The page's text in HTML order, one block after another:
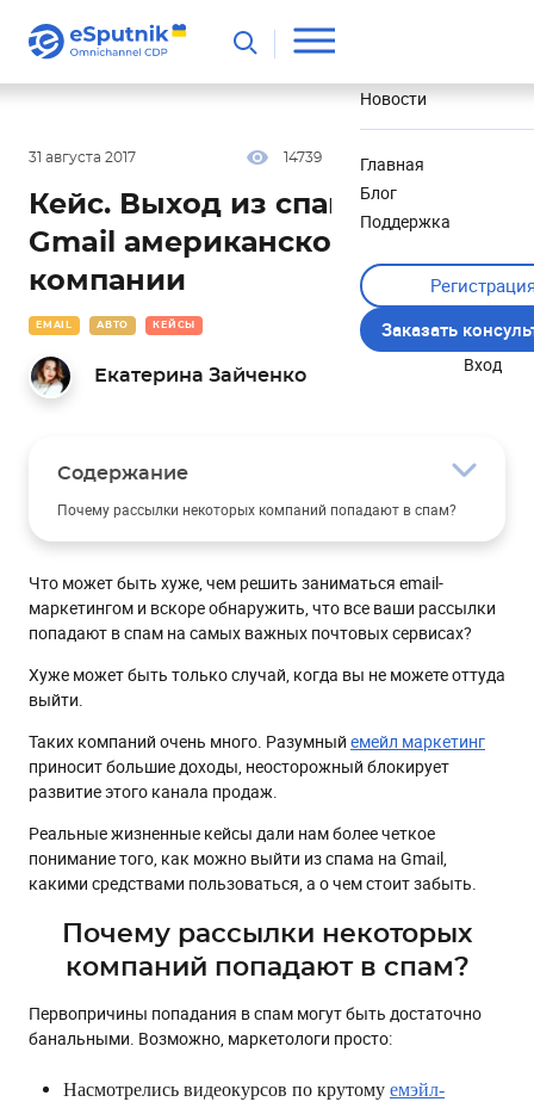
Новости
Главная
Блог
Поддержка
Заказать
Вход
31 августа 2017 14739
EMAIL АВТО КЕЙСЫ
Кейс. Выход из спама на
Gmail американской ритейл
компании
Екатерина Зайченко
Содержание
Почему рассылки некоторых компаний попадают в спам?
Знакомство с компанией
Как попали в спам на Gmail
Почему Goso выбрали eSputnik
Подписка / Настройка коммуникации с новыми
потребителями
С какими контактами мы работали?
Как анализ писем повлиял на дизайн
Последний шаг наверх из спама
Результат проделанной работы
Что может быть хуже, чем решить заниматься email-
маркетингом и вскоре обнаружить, что все ваши рассылки
попадают в спам на самых важных почтовых сервисах?
Хуже может быть только случай, когда вы не можете оттуда
выйти.
Таких компаний очень много. Разумный емейл маркетинг
приносит большие доходы, неосторожный блокирует
развитие этого канала продаж.
Реальные жизненные кейсы дали нам более четкое
понимание того, как можно выйти из спама на Gmail,
какими средствами пользоваться, а о чем стоит забыть.
Почему рассылки некоторых
компаний попадают в спам?
Первопричины попадания в спам могут быть достаточно
банальными. Возможно, маркетологи просто:
Насмотрелись видеокурсов по крутому емэйл-